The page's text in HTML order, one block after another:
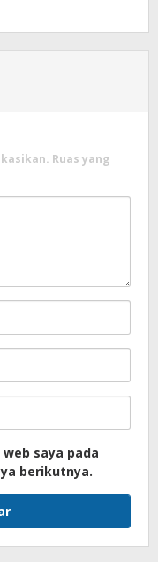
Ruas yang
saya pada
berikutnya.